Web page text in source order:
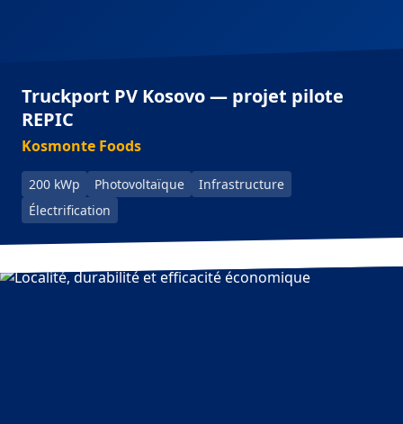
Truckport PV Kosovo — projet pilote
REPIC
Kosmonte Foods
200 kWp Photovoltaïque
Infrastructure
Électrification